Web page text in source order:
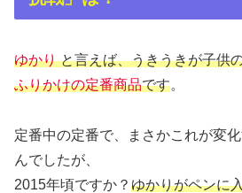
ゆかりと言えば、うきうきが子供
ふりかけの定番商品です。
定番中の定番で、まさかこれが変
んでしたが、
2015年頃ですか？ ゆかりがペンに